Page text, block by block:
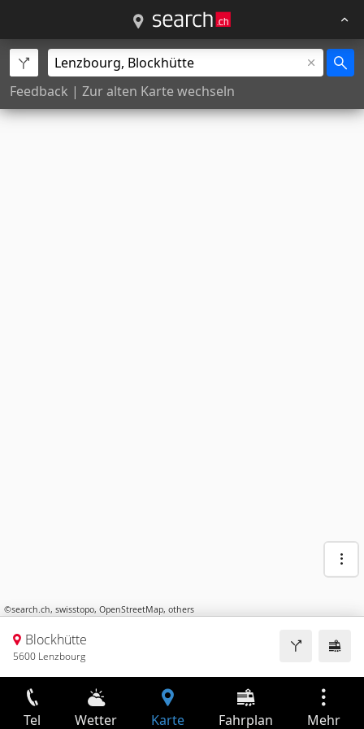
Feedback | Zur alten Karte wechseln
©search.ch, swisstopo, OpenStreetMap, others
Blockhütte
5600 Lenzbourg
Tel Wetter Karte Fahrplan Mehr